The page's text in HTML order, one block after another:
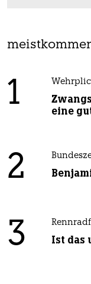
1
eine
2
3 Ist das